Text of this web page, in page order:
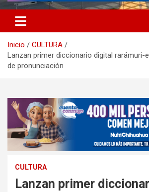
Inicio
CULTURA
Lanzan primer diccionario digital rarámuri-
de pronunciación
CULTURA
Lanzan primer